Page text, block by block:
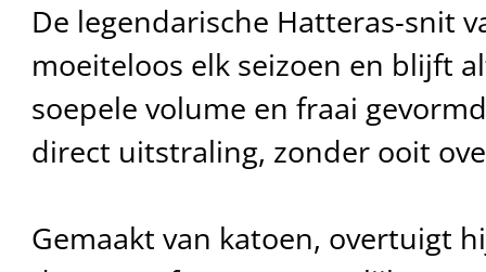
De legendarische Hatteras-snit
moeiteloos elk seizoen en blijft
soepele volume en fraai
direct uitstraling, zonder ooit
Gemaakt van katoen, overtuigt